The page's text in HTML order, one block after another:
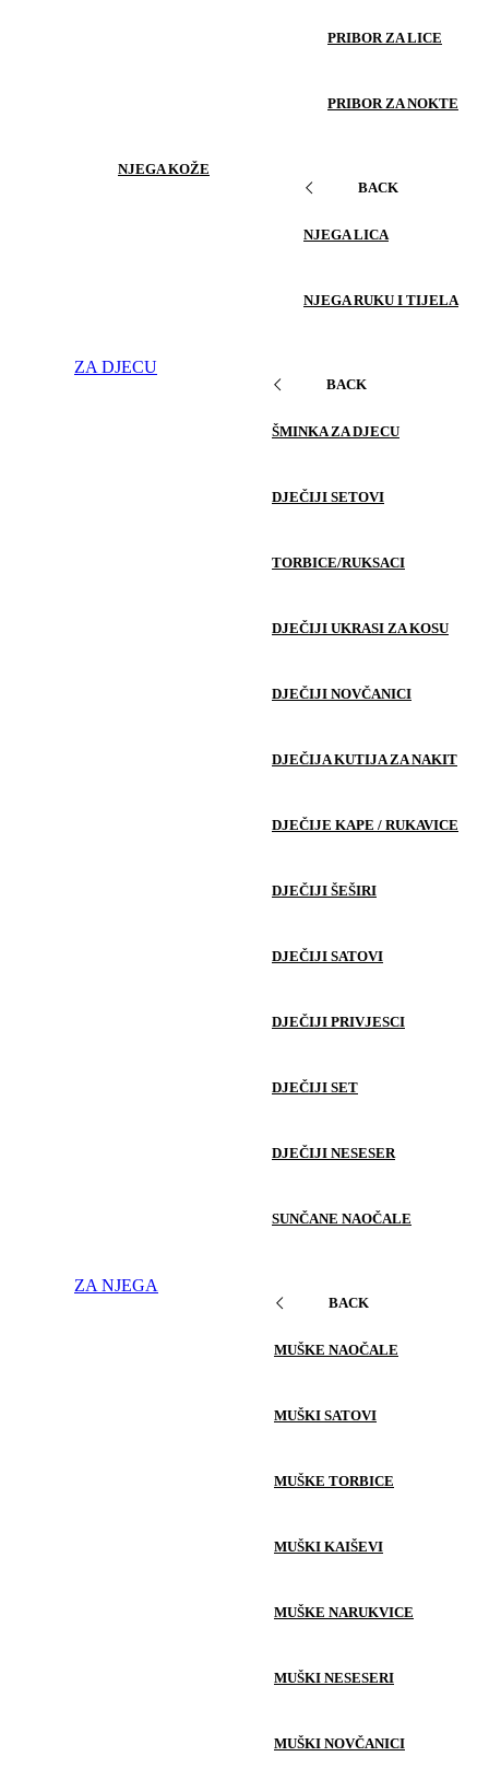
PRIBOR ZA LICE
PRIBOR ZA NOKTE
NJEGA KOŽE
BACK
NJEGA LICA
NJEGA RUKU I TIJELA
ZA DJECU
BACK
ŠMINKA ZA DJECU
DJEČIJI SETOVI
TORBICE/RUKSACI
DJEČIJI UKRASI ZA KOSU
DJEČIJI NOVČANICI
DJEČIJA KUTIJA ZA NAKIT
DJEČIJE KAPE / RUKAVICE
DJEČIJI ŠEŠIRI
DJEČIJI SATOVI
DJEČIJI PRIVJESCI
DJEČIJI SET
DJEČIJI NESESER
SUNČANE NAOČALE
ZA NJEGA
BACK
MUŠKE NAOČALE
MUŠKI SATOVI
MUŠKE TORBICE
MUŠKI KAIŠEVI
MUŠKE NARUKVICE
MUŠKI NESESERI
MUŠKI NOVČANICI